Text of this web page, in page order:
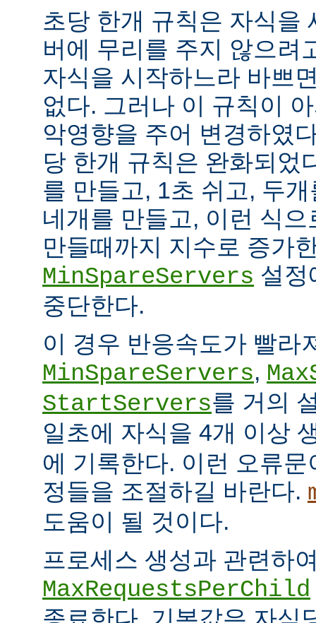
초당 한개 규칙은 자식을
버에 무리를 주지 않으려
자식을 시작하느라 바쁘
없다. 그러나 이 규칙이
악영향을 주어 변경하였
당 한개 규칙은 완화되었
를 만들고, 1초 쉬고, 두
네개를 만들고, 이런 식
만들때까지 지수로 증가
MinSpareServers 설정
중단한다.
이 경우 반응속도가 빨라
MinSpareServers,
StartServers를 거의
일초에 자식을 4개 이상
에 기록한다. 이런 오류
정들을 조절하길 바란다.
도움이 될 것이다.
프로세스 생성과 관련하
MaxRequestsPerChild